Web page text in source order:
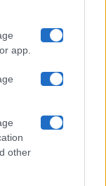
app.
other